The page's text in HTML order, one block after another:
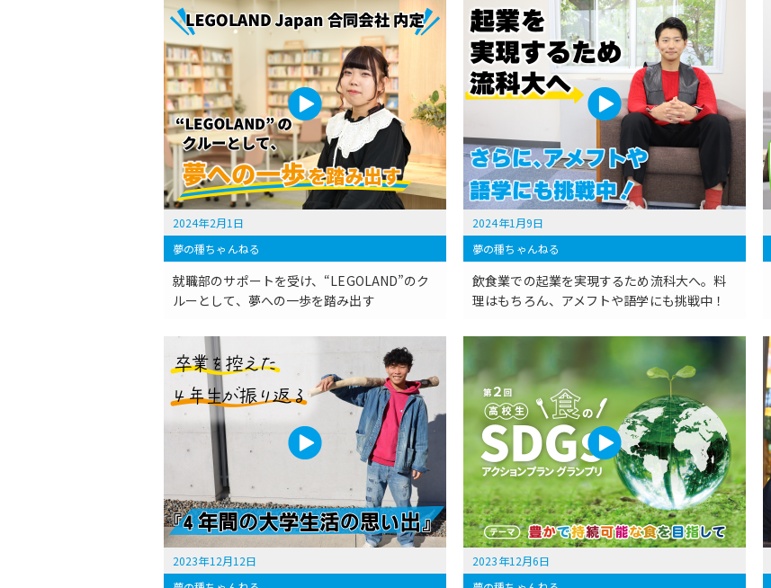
2024年2月1日
夢の種ちゃんねる
就職部のサポートを受け、“LEGOLAND”のク
ルーとして、夢への一歩を踏み出す
2024年1月9日
夢の種ちゃんねる
飲食業での起業を実現するため流科大へ。料
理はもちろん、アメフトや語学にも挑戦中！
2023年12月12日
2023年12月6日